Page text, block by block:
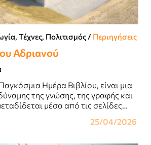
Τέχνες, Πολιτισμός / Περιηγήσεις
Αδριανού
Ημέρα Βιβλίου, είναι μια
της γνώσης, της γραφής και
μέσα από τις σελίδες
25/04/2026